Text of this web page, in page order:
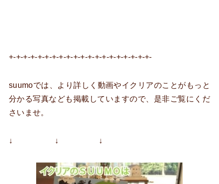
+-+-+-+-+-+-+-+-+-+-+-+-+-+-+-+-+-+-+-+-
suumoでは、より詳しく動画やイクリアのことがもっと
分かる写真なども掲載していますので、是非ご覧にくだ
さいませ。
↓ ↓ ↓